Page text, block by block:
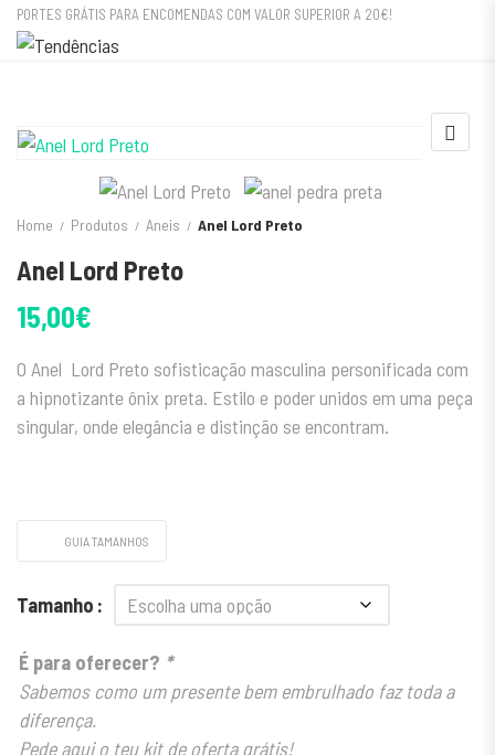
PORTES GRÁTIS PARA ENCOMENDAS COM VALOR SUPERIOR A 20€!
Home Produtos Aneis Anel Lord Preto
Anel Lord Preto
15,00€
O Anel Lord Preto sofisticação masculina personificada com
a hipnotizante ônix preta. Estilo e poder unidos em uma peça
singular, onde elegância e distinção se encontram.
GUIA TAMANHOS
Tamanho
É para oferecer? *
Sabemos como um presente bem embrulhado faz toda a
diferença.
Pede aqui o teu kit de oferta grátis!